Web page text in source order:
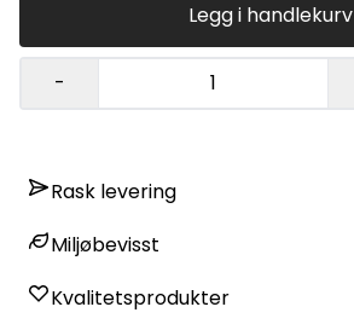
Legg i handlekurv
-
Rask levering
Miljøbevisst
Kvalitetsprodukter